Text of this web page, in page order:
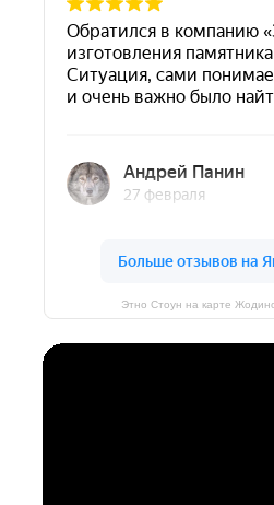
Этно Стоун на карте